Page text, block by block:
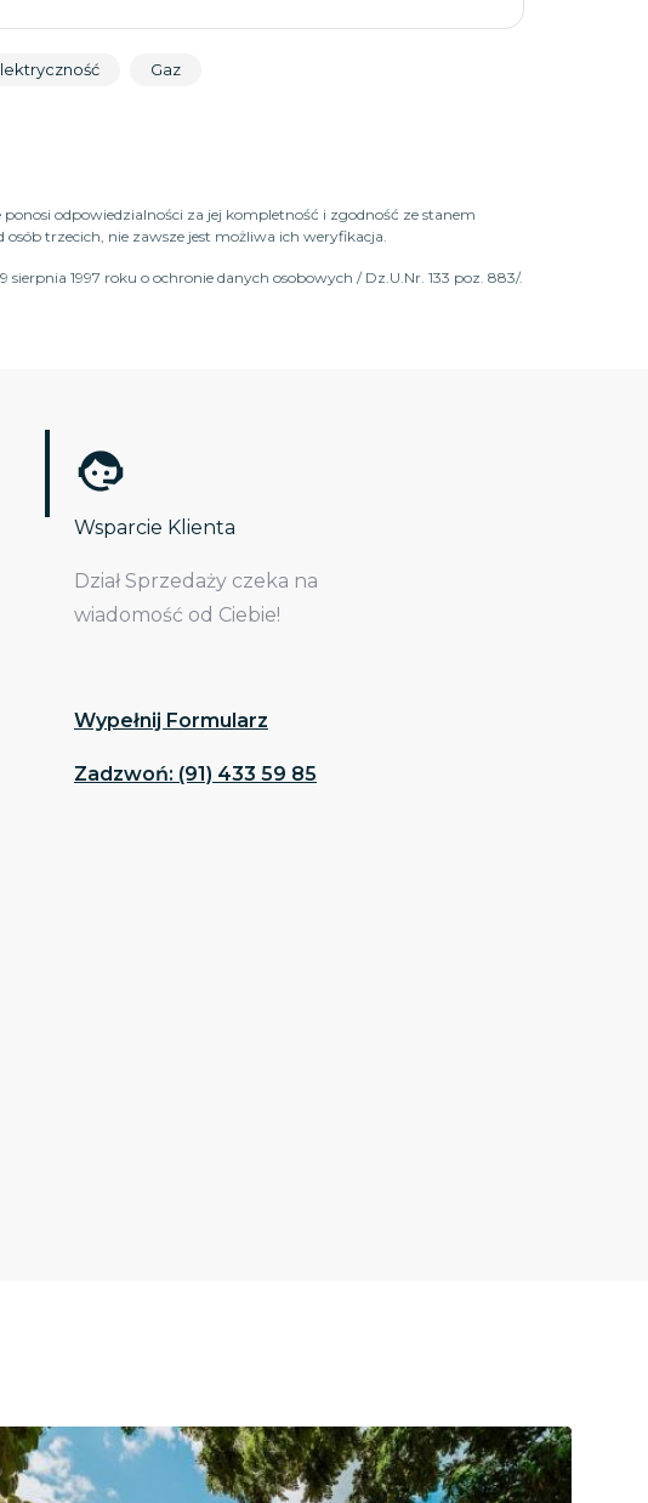
Gaz
odpowiedzialności za jej kompletność i zgodność ze stanem
trzecich, nie zawsze jest możliwa ich weryfikacja.
1997 roku o ochronie danych osobowych / Dz.U.Nr. 133 poz. 883/.
Wsparcie Klienta
Dział Sprzedaży czeka na
wiadomość od Ciebie!
Wypełnij Formularz
Zadzwoń: (91) 433 59 85